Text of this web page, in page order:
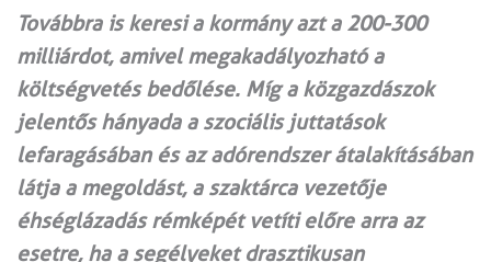
Továbbra is keresi a kormány azt a 200-300
milliárdot, amivel megakadályozható a
költségvetés bedőlése. Míg a közgazdászok
jelentős hányada a szociális juttatások
lefaragásában és az adórendszer átalakításában
látja a megoldást, a szaktárca vezetője
éhséglázadás rémképét vetíti előre arra az
esetre, ha a segélyeket drasztikusan